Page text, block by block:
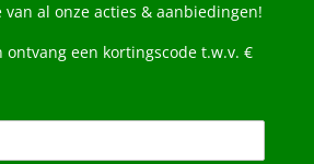
al onze acties & aanbiedingen!
een kortingscode t.w.v. €